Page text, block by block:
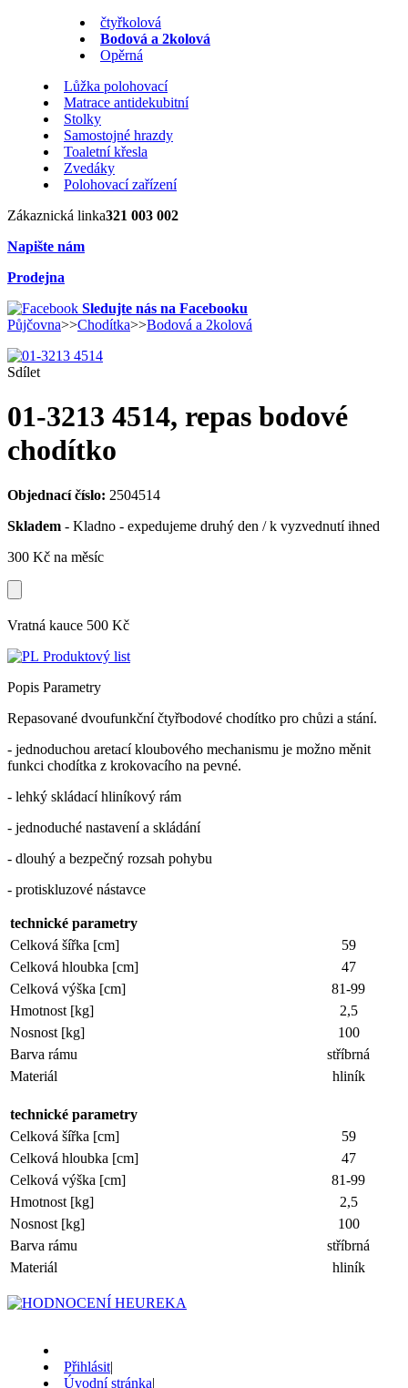
čtyřkolová
Bodová a 2kolová
Opěrná
Lůžka polohovací
Matrace antidekubitní
Stolky
Samostojné hrazdy
Toaletní křesla
Zvedáky
Polohovací zařízení
Zákaznická linka321 003 002
Napište nám
Prodejna
Sledujte nás na Facebooku
Půjčovna>>Chodítka>>Bodová a 2kolová
Sdílet
01-3213 4514, repas bodové
chodítko
Objednací číslo: 2504514
Skladem - Kladno - expedujeme druhý den / k vyzvednutí ihned
300 Kč na měsíc
Vratná kauce 500 Kč
Produktový list
Popis Parametry
Repasované dvoufunkční čtyřbodové chodítko pro chůzi a stání.
- jednoduchou aretací kloubového mechanismu je možno měnit
funkci chodítka z krokovacího na pevné.
- lehký skládací hliníkový rám
- jednoduché nastavení a skládání
- dlouhý a bezpečný rozsah pohybu
- protiskluzové nástavce
technické parametry
Celková šířka [cm]
59
Celková hloubka [cm]
47
Celková výška [cm]
81-99
Hmotnost [kg]
2,5
Nosnost [kg]
100
Barva rámu
stříbrná
Materiál
hliník
technické parametry
Celková šířka [cm]
59
Celková hloubka [cm]
47
Celková výška [cm]
81-99
Hmotnost [kg]
2,5
Nosnost [kg]
100
Barva rámu
stříbrná
Materiál
hliník
Přihlásit|
Úvodní stránka|